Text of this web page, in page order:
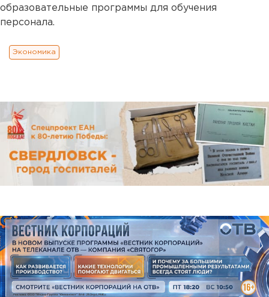
образовательные программы для обучения
персонала.
Экономика